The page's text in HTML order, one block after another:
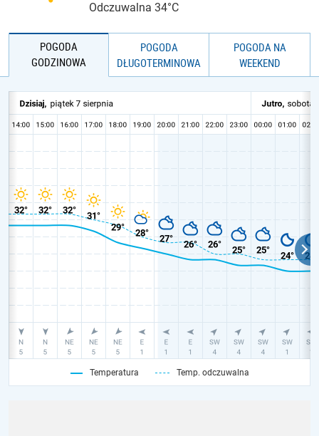
Odczuwalna 34°C
POGODA
GODZINOWA
POGODA
DŁUGOTERMINOWA
POGODA NA
WEEKEND
Temperatura Temp. odczuwalna